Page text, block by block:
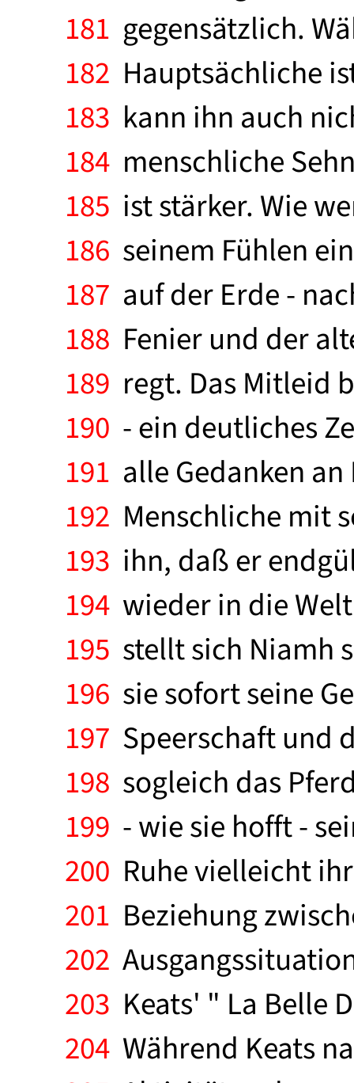
181 gegensätzlich.
182 Hauptsächliche
183 kann ihn auch
184 menschliche
185 ist stärker. Wie
186 seinem Fühlen
187 auf der Erde -
188 Fenier und der
189 regt. Das Mitleid
190 - ein deutliches
191 alle Gedanken
192 Menschliche mit
193 ihn, daß er
194 wieder in die
195 stellt sich Niamh
196 sie sofort seine
197 Speerschaft und
198 sogleich das
199 - wie sie hofft -
200 Ruhe vielleicht
201 Beziehung
202
203 Keats' " La Belle
204 Während Keats